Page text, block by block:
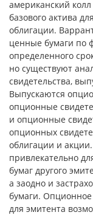
американский
базового актива
облигации.
ценные бумаги по
определенного
но существуют
свидетельства,
Выпускаются
опционные
и опционные
опционных
облигации и
привлекательно
бумаг другого
а заодно и
бумаги. Опционное
для эмитента